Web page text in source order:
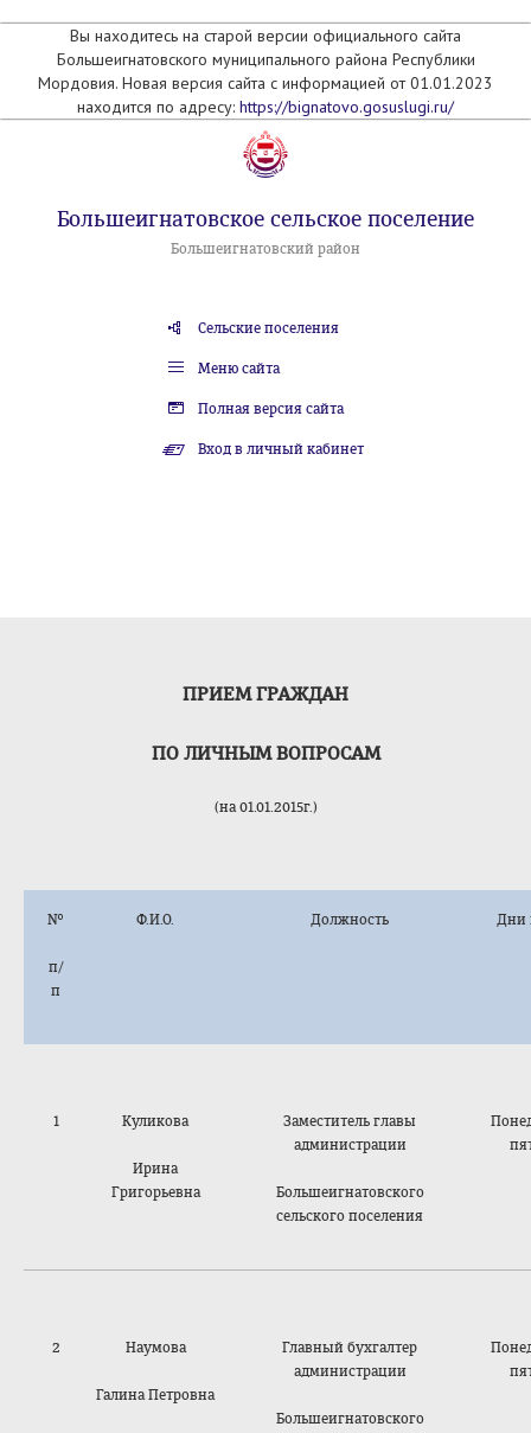
Вы находитесь на старой версии официального сайта
Большеигнатовского муниципального района Республики
Мордовия. Новая версия сайта с информацией от 01.01.2023
находится по адресу: https://bignatovo.gosuslugi.ru/
Большеигнатовское сельское поселение
Большеигнатовский район
Сельские поселения
Меню сайта
Полная версия сайта
Вход в личный кабинет
ПРИЕМ ГРАЖДАН
ПО ЛИЧНЫМ ВОПРОСАМ
(на 01.01.2015г.)
№
п/
п
Ф.И.О. Должность Дни
1 Куликова
Ирина
Григорьевна
Заместитель главы
администрации
Большеигнатовского
сельского поселения
2 Наумова
Галина Петровна
Главный бухгалтер
администрации
Большеигнатовского